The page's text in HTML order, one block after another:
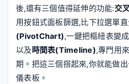
後,還有三個值得延伸的功能:交
用按鈕式面板篩選,比下拉選單
(PivotChart),一鍵把樞紐表變
以及 時間表(Timeline),專門用
期。把這三個搭起來,你就能做
儀表板。